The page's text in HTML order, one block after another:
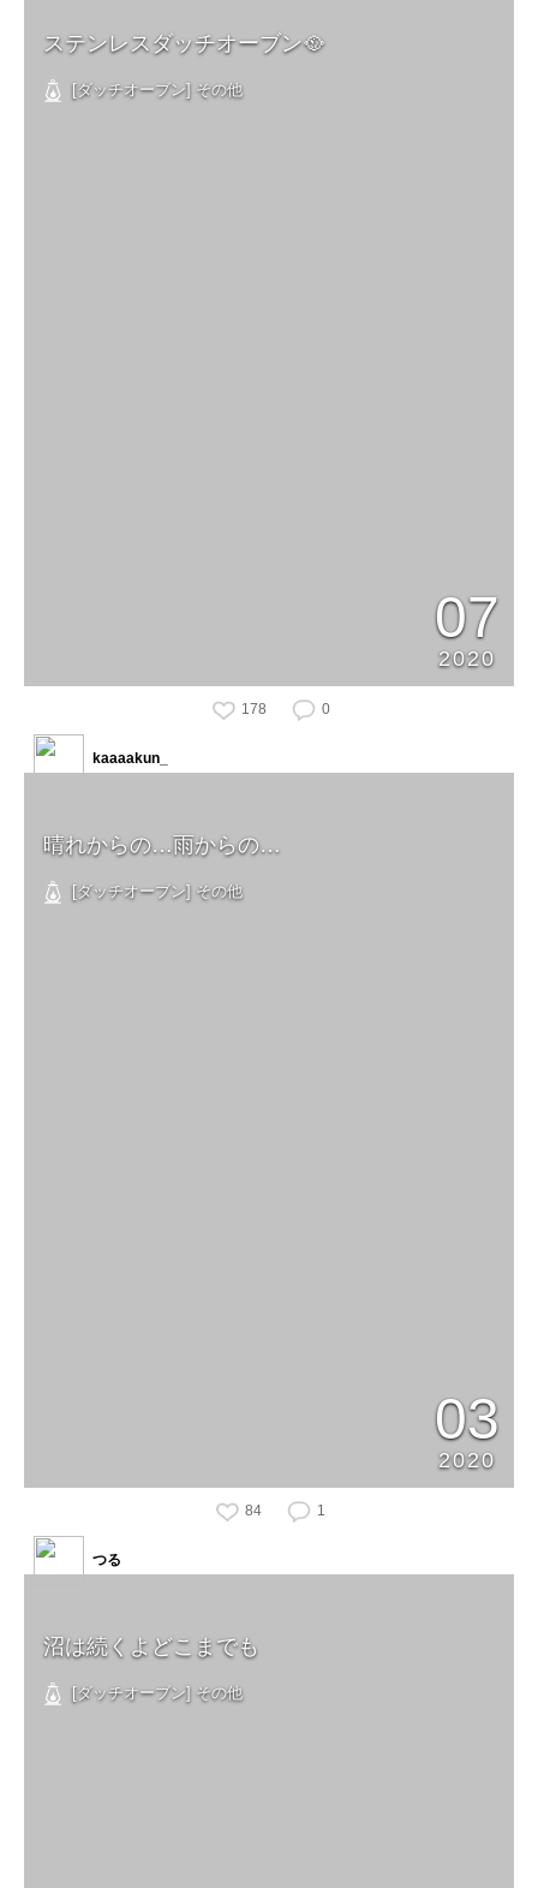
ステンレスダッチオーブン🥘
[ダッチオーブン] その他
07
2020
178 0
晴れからの…雨からの…
[ダッチオーブン] その他
03
2020
kaaaakun_
84 1
沼は続くよどこまでも
[ダッチオーブン] その他
つる